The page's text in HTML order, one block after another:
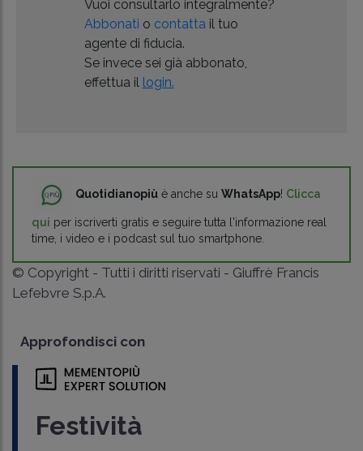
Vuoi consultarlo integralmente?
Abbonati o contatta il tuo
agente di fiducia.
Se invece sei già abbonato,
effettua il login.
Quotidianopiù è anche su WhatsApp! Clicca
qui per iscriverti gratis e seguire tutta l'informazione real
time, i video e i podcast sul tuo smartphone.
© Copyright - Tutti i diritti riservati - Giuffrè Francis
Lefebvre S.p.A.
Approfondisci con
Festività